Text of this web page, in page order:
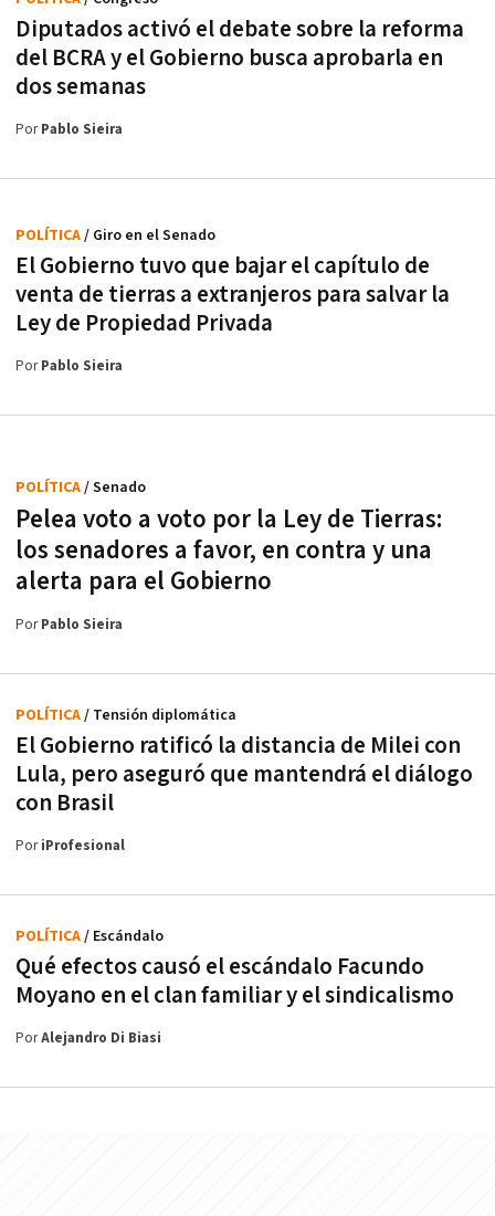
Diputados activó el debate sobre la reforma
del BCRA y el Gobierno busca aprobarla en
dos semanas
PorPablo Sieira
El Gobierno tuvo que bajar el capítulo de
venta de tierras a extranjeros para salvar la
Ley de Propiedad Privada
POLÍTICA/ Giro en el Senado
PorPablo Sieira
Pelea voto a voto por la Ley de Tierras:
los senadores a favor, en contra y una
alerta para el Gobierno
POLÍTICA/ Senado
PorPablo Sieira
El Gobierno ratificó la distancia de Milei con
Lula, pero aseguró que mantendrá el diálogo
con Brasil
POLÍTICA/ Tensión diplomática
PoriProfesional
Qué efectos causó el escándalo Facundo
Moyano en el clan familiar y el sindicalismo
POLÍTICA/ Escándalo
PorAlejandro Di Biasi